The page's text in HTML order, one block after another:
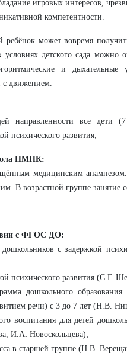
игровых интересов,
компетентности.
может вовремя
детского сада можно
и дыхательные
с движением.
направленности все дети (7
психического развития;
ПМПК:
медицинским
В возрастной группе занятие
с ФГОС ДО:
с задержкой
психического развития (С.Г.
дошкольного
речи) с 3 до 7 лет (Н.В.
воспитания для детей
И.А. Новоскольцева);
в старшей группе (Н.В.